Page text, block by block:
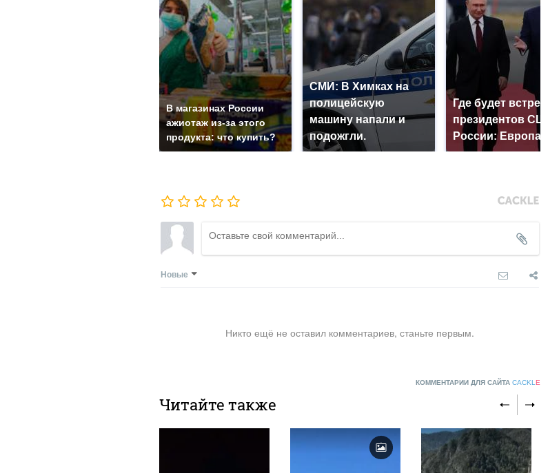
В магазинах России
ажиотаж из-за этого
продукта: что купить?
СМИ: В Химках на
полицейскую
машину напали и
подожгли.
Где будет встреча
президентов США и
России: Европа?
Новые
Никто ещё не оставил комментариев, станьте первым.
КОММЕНТАРИИ ДЛЯ САЙТА CACKL E
Читайте также